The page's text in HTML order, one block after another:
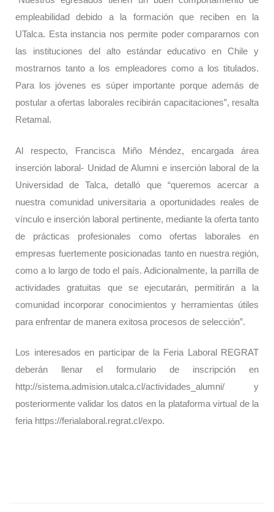
empleabilidad debido a la formación que reciben en la
UTalca. Esta instancia nos permite poder compararnos con
las instituciones del alto estándar educativo en Chile y
mostrarnos tanto a los empleadores como a los titulados.
Para los jóvenes es súper importante porque además de
postular a ofertas laborales recibirán capacitaciones”, resalta
Retamal.
Al respecto, Francisca Miño Méndez, encargada área
inserción laboral- Unidad de Alumni e inserción laboral de la
Universidad de Talca, detalló que “queremos acercar a
nuestra comunidad universitaria a oportunidades reales de
vínculo e inserción laboral pertinente, mediante la oferta tanto
de prácticas profesionales como ofertas laborales en
empresas fuertemente posicionadas tanto en nuestra región,
como a lo largo de todo el país. Adicionalmente, la parrilla de
actividades gratuitas que se ejecutarán, permitirán a la
comunidad incorporar conocimientos y herramientas útiles
para enfrentar de manera exitosa procesos de selección”.
Los interesados en participar de la Feria Laboral REGRAT
deberán llenar el formulario de inscripción en
http://sistema.admision.utalca.cl/actividades_alumni/ y
posteriormente validar los datos en la plataforma virtual de la
feria https://ferialaboral.regrat.cl/expo.